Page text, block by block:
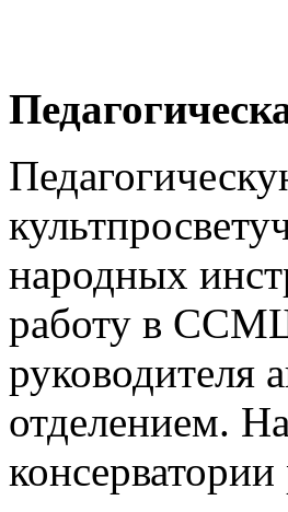
народных
работу в ССМШ
руководителя
отделением.